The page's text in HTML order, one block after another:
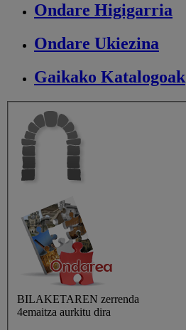
Ondare Higigarria
Ondare Ukiezina
Gaikako Katalogoak
BILAKETAREN zerrenda
4emaitza aurkitu dira